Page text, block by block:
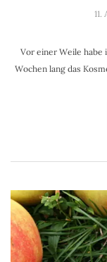
11.
Vor einer Weile habe
Wochen lang das